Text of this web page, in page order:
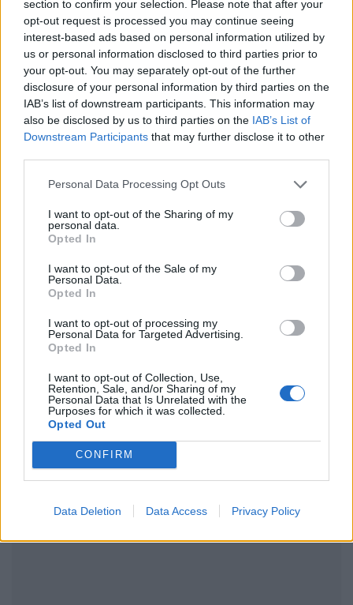
section to confirm your selection. Please note that after your
opt-out request is processed you may continue seeing
interest-based ads based on personal information utilized by
us or personal information disclosed to third parties prior to
your opt-out. You may separately opt-out of the further
disclosure of your personal information by third parties on the
IAB’s list of downstream participants. This information may
also be disclosed by us to third parties on the IAB’s List of
Downstream Participants that may further disclose it to other
Personal Data Processing Opt Outs
I want to opt-out of the Sharing of my
personal data.
Opted In
I want to opt-out of the Sale of my
Personal Data.
Opted In
I want to opt-out of processing my
Personal Data for Targeted Advertising.
Opted In
I want to opt-out of Collection, Use,
Retention, Sale, and/or Sharing of my
Personal Data that Is Unrelated with the
Purposes for which it was collected.
Opted Out
CONFIRM
Data Deletion Data Access Privacy Policy
Ακολουθήστε το Pink.gr στοGoogle Newsκαι
Ακολουθήστε το Pink.gr και στο
Instagram
ΔΙΑΦΗΜΙΣΗ